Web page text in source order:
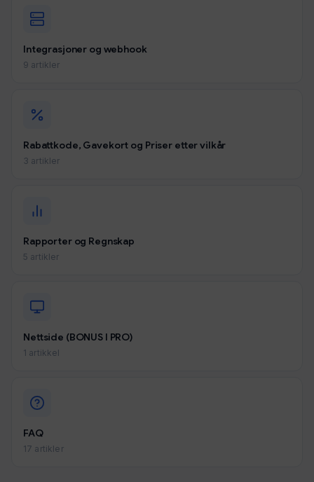
Integrasjoner og webhook
9 artikler
Rabattkode, Gavekort og Priser etter vilkår
3 artikler
Rapporter og Regnskap
5 artikler
Nettside (BONUS I PRO)
1 artikkel
FAQ
17 artikler